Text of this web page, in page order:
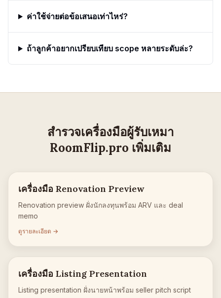
ค่าใช้จ่ายต่อข้อเสนอเท่าไหร่?
ถ้าลูกค้าอยากเปรียบเทียบ scope หลายระดับล่ะ?
สำรวจเครื่องมือผู้รับเหมา
RoomFlip.pro เพิ่มเติม
เครื่องมือ Renovation Preview
Renovation preview ฝั่งนักลงทุนพร้อม ARV และ deal
memo
ดูรายละเอียด →
เครื่องมือ Listing Presentation
Listing presentation ฝั่งนายหน้าพร้อม seller pitch script